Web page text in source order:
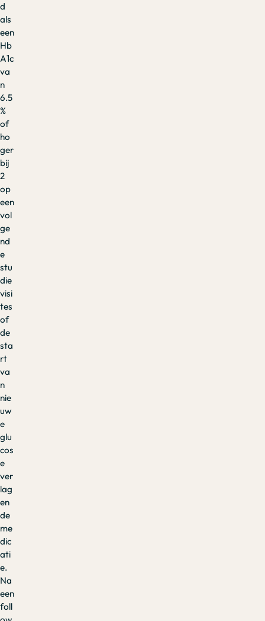
d
als
een
Hb
A1c
va
n
6.5
%
of
ho
ger
bij
2
op
een
vol
ge
nd
e
stu
die
visi
tes
of
de
sta
rt
va
n
nie
uw
e
glu
cos
e
ver
lag
en
de
me
dic
ati
e.
Na
een
foll